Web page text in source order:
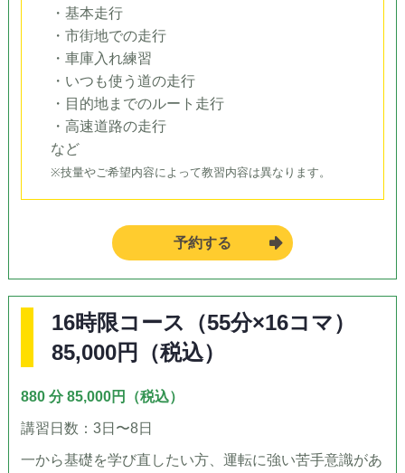
・基本走行
・市街地での走行
・車庫入れ練習
・いつも使う道の走行
・目的地までのルート走行
・高速道路の走行
など
※技量やご希望内容によって教習内容は異なります。
予約する
16時限コース（55分×16コマ）
85,000円（税込）
880 分 85,000円（税込）
講習日数：3日〜8日
一から基礎を学び直したい方、運転に強い苦手意識があ